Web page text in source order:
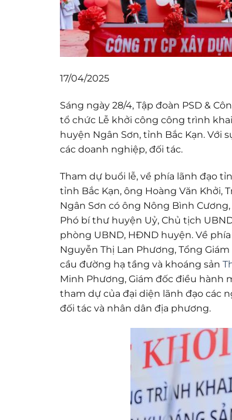
17/04/2025
Sáng ngày 28/4, Tập đoàn PSD &
tổ chức Lễ khởi công công trình
huyện Ngân Sơn, tỉnh Bắc Kạn. Với
các doanh nghiệp, đối tác.
Tham dự buổi lễ, về phía lãnh đạo
tỉnh Bắc Kạn, ông Hoàng Văn Khởi,
Ngân Sơn có ông Nông Bình
Phó bí thư huyện Uỷ, Chủ tịch
phòng UBND, HĐND huyện. Về
Nguyễn Thị Lan Phương, Tổng
cầu đường hạ tầng và khoáng sản
Minh Phương, Giám đốc điều hành
tham dự của đại diện lãnh đạo các
đối tác và nhân dân địa phương.